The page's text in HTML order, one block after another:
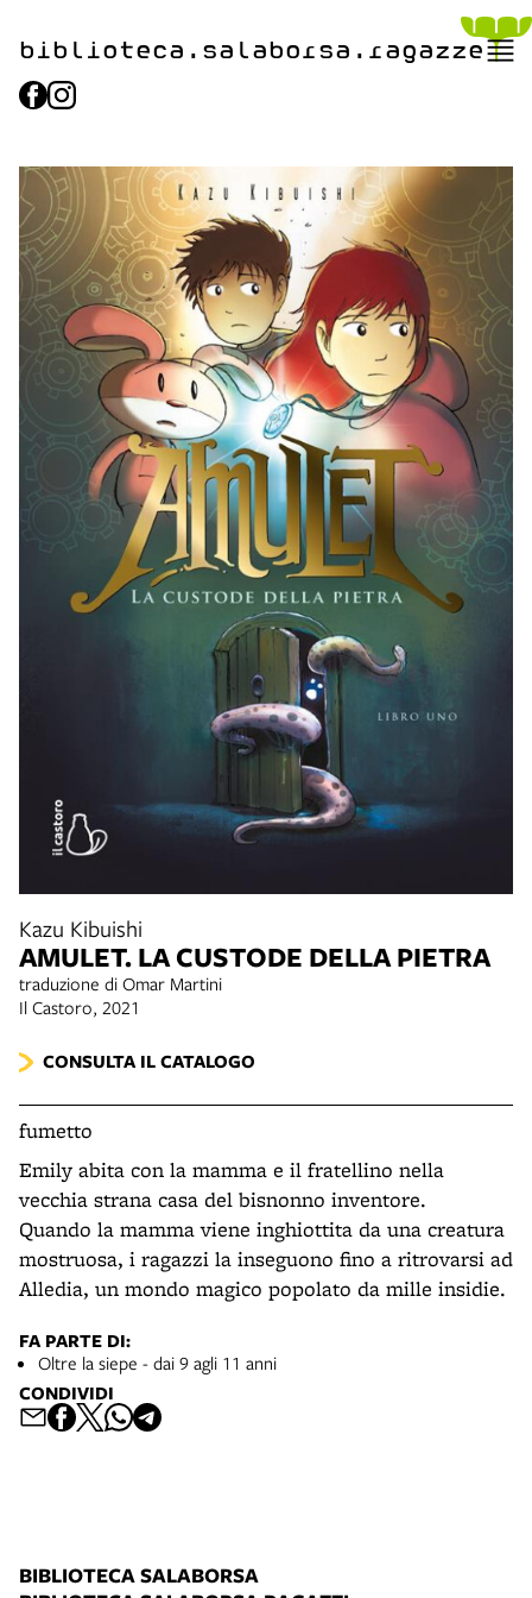
biblioteca.​salaborsa.ragazze
Kazu Kibuishi
AMULET. LA CUSTODE DELLA PIETRA
traduzione di Omar Martini
Il Castoro, 2021
CONSULTA IL CATALOGO
fumetto
Emily abita con la mamma e il fratellino nella
vecchia strana casa del bisnonno inventore.
Quando la mamma viene inghiottita da una creatura
mostruosa, i ragazzi la inseguono fino a ritrovarsi ad
Alledia, un mondo magico popolato da mille insidie.
FA PARTE DI:
Oltre la siepe - dai 9 agli 11 anni
CONDIVIDI
BIBLIOTECA SALABORSA